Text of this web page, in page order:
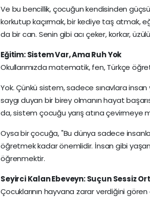
Ve bu bencillik, çocuğun kendisinden
korkutup kaçırmak, bir kediye taş atmak,
da bir can. Senin gibi acı çeker, korkar,
Eğitim: Sistem Var, Ama Ruh Yok
Okullarımızda matematik, fen, Türkçe
Yok. Çünkü sistem, sadece sınavlara
saygı duyan bir birey olmanın hayat
da, sistem çocuğu yarış atına çevirmeye
Oysa bir çocuğa, "Bu dünya sadece
öğretmek kadar önemlidir. İnsan gibi
öğrenmektir.
Seyirci Kalan Ebeveyn: Suçun Sessiz
Çocuklarının hayvana zarar verdiğini